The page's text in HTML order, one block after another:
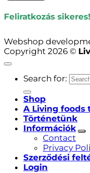
Feliratkozás sikeres!
Webshop
Copyright 2026 ©
Search for:
Shop
A Living foods
Történetünk
Információk
Contact
Privacy
Szerződési
Login